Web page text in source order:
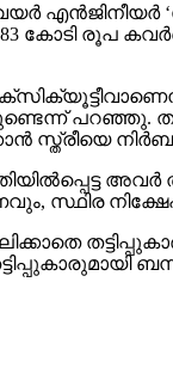
എന്‍ജിനീയര്‍
കോടി രൂപ
പറഞ്ഞു.
അവര്‍
നിക്ഷേപം